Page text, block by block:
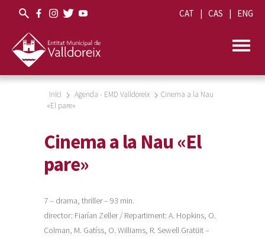
CAT CAS ENG
Inici Agenda - EMD Valldoreix
Cinema a la Nau
«El pare»
Cinema a la Nau «El
pare»
7 – drama, thriller – 93 min.
director: Fiarían Zeller / Repartiment: A. Hopkins, O.
Colman, M. Gatíss, O. Williams, R. Sewell Gratüit –